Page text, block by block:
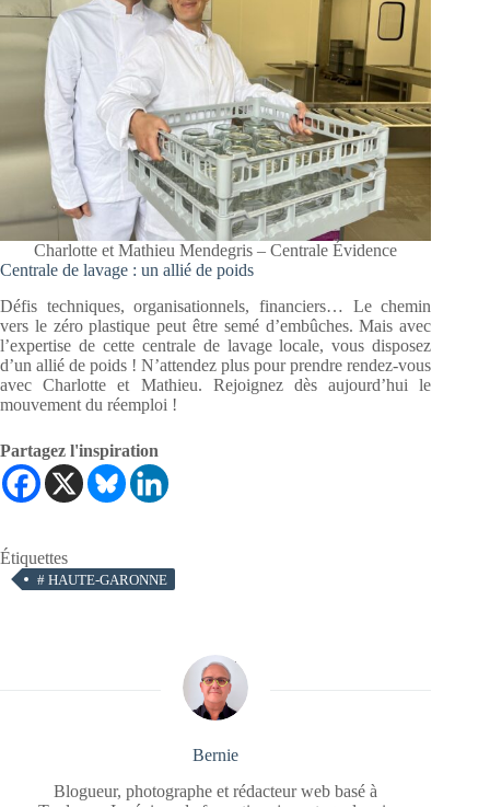
Charlotte et Mathieu Mendegris – Centrale Évidence
Centrale de lavage : un allié de poids
Défis techniques, organisationnels, financiers… Le chemin
vers le zéro plastique peut être semé d’embûches. Mais avec
l’expertise de cette centrale de lavage locale, vous disposez
d’un allié de poids ! N’attendez plus pour prendre rendez-vous
avec Charlotte et Mathieu. Rejoignez dès aujourd’hui le
mouvement du réemploi !
Partagez l'inspiration
Étiquettes
# HAUTE-GARONNE
Bernie
Blogueur, photographe et rédacteur web basé à